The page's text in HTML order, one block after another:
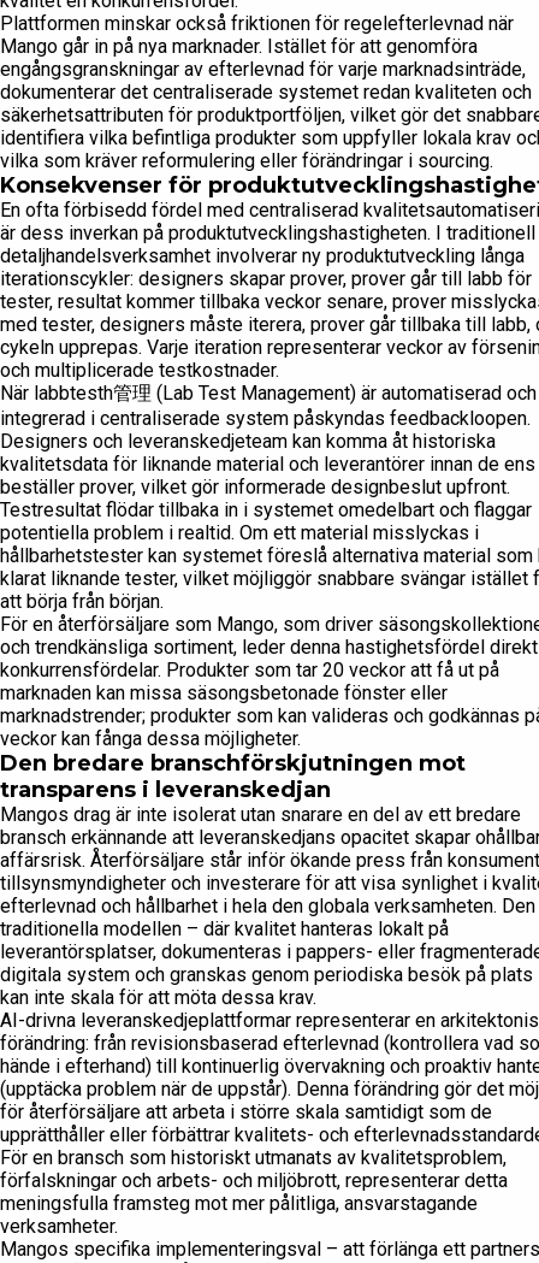
Plattformen minskar också friktionen för regelefterlevnad när
Mango går in på nya marknader. Istället för att genomföra
engångsgranskningar av efterlevnad för varje marknadsinträde,
dokumenterar det centraliserade systemet redan kvaliteten och
säkerhetsattributen för produktportföljen, vilket gör det
identifiera vilka befintliga produkter som uppfyller lokala krav
vilka som kräver reformulering eller förändringar i sourcing.
Konsekvenser för
En ofta förbisedd fördel med centraliserad
är dess inverkan på produktutvecklingshastigheten. I traditionell
detaljhandelsverksamhet involverar ny produktutveckling långa
iterationscykler: designers skapar prover, prover går till labb för
tester, resultat kommer tillbaka veckor senare, prover
med tester, designers måste iterera, prover går tillbaka till labb,
cykeln upprepas. Varje iteration representerar veckor av
och multiplicerade testkostnader.
När labbtesth管理 (Lab Test Management) är automatiserad och
integrerad i centraliserade system påskyndas feedbackloopen.
Designers och leveranskedjeteam kan komma åt historiska
kvalitetsdata för liknande material och leverantörer innan de ens
beställer prover, vilket gör informerade designbeslut upfront.
Testresultat flödar tillbaka in i systemet omedelbart och flaggar
potentiella problem i realtid. Om ett material misslyckas i
hållbarhetstester kan systemet föreslå alternativa material som
klarat liknande tester, vilket möjliggör snabbare svängar istället
att börja från början.
För en återförsäljare som Mango, som driver
och trendkänsliga sortiment, leder denna hastighetsfördel
konkurrensfördelar. Produkter som tar 20 veckor att få ut på
marknaden kan missa säsongsbetonade fönster eller
marknadstrender; produkter som kan valideras och godkännas
veckor kan fånga dessa möjligheter.
Den bredare branschförskjutningen mot
transparens i leveranskedjan
Mangos drag är inte isolerat utan snarare en del av ett bredare
bransch erkännande att leveranskedjans opacitet skapar
affärsrisk. Återförsäljare står inför ökande press från
tillsynsmyndigheter och investerare för att visa synlighet i
efterlevnad och hållbarhet i hela den globala verksamheten. Den
traditionella modellen – där kvalitet hanteras lokalt på
leverantörsplatser, dokumenteras i pappers- eller
digitala system och granskas genom periodiska besök på plats
kan inte skala för att möta dessa krav.
AI-drivna leveranskedjeplattformar representerar en
förändring: från revisionsbaserad efterlevnad (kontrollera vad
hände i efterhand) till kontinuerlig övervakning och proaktiv
(upptäcka problem när de uppstår). Denna förändring gör det
för återförsäljare att arbeta i större skala samtidigt som de
upprätthåller eller förbättrar kvalitets- och
För en bransch som historiskt utmanats av kvalitetsproblem,
förfalskningar och arbets- och miljöbrott, representerar detta
meningsfulla framsteg mot mer pålitliga, ansvarstagande
verksamheter.
Mangos specifika implementeringsval – att förlänga ett